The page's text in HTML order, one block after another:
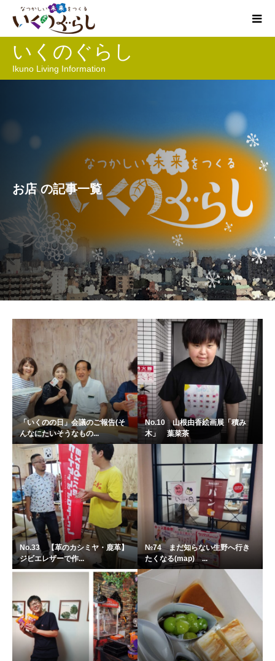
いくのぐらし
Ikuno Living Information
お店 の記事一覧
「いくのの日」会議のご報告(そ
んなにたいそうなもの...
No.10 山根由香絵画展「積み
木」 葉菜茶
No.33 【革のカシミヤ・鹿革】
ジビエレザーで作...
№74 まだ知らない生野へ行き
たくなる(map) ...